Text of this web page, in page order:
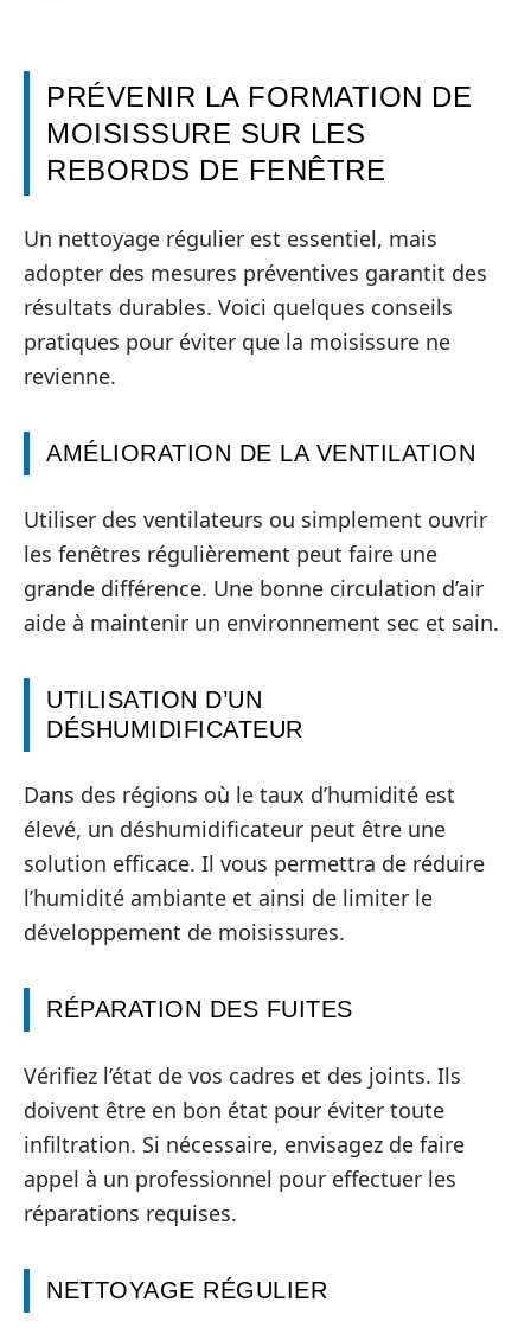
PRÉVENIR LA FORMATION DE
MOISISSURE SUR LES
REBORDS DE FENÊTRE
Un nettoyage régulier est essentiel, mais
adopter des mesures préventives garantit des
résultats durables. Voici quelques conseils
pratiques pour éviter que la moisissure ne
revienne.
AMÉLIORATION DE LA VENTILATION
Utiliser des ventilateurs ou simplement ouvrir
les fenêtres régulièrement peut faire une
grande différence. Une bonne circulation d’air
aide à maintenir un environnement sec et sain.
UTILISATION D’UN
DÉSHUMIDIFICATEUR
Dans des régions où le taux d’humidité est
élevé, un déshumidificateur peut être une
solution efficace. Il vous permettra de réduire
l’humidité ambiante et ainsi de limiter le
développement de moisissures.
RÉPARATION DES FUITES
Vérifiez l’état de vos cadres et des joints. Ils
doivent être en bon état pour éviter toute
infiltration. Si nécessaire, envisagez de faire
appel à un professionnel pour effectuer les
réparations requises.
NETTOYAGE RÉGULIER